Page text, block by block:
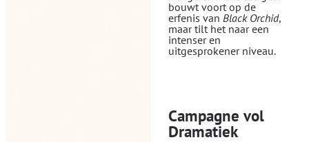
bouwt voort op de
erfenis van Black Orchid,
maar tilt het naar een
intenser en
uitgesprokener niveau.
Campagne vol
Dramatiek